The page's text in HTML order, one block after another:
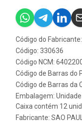
Código do
Código: 330636
Código NCM:
Código de Barras do
Código de Barras da
Embalagem: Unidade
Caixa contém 12
Fabricante: SAO